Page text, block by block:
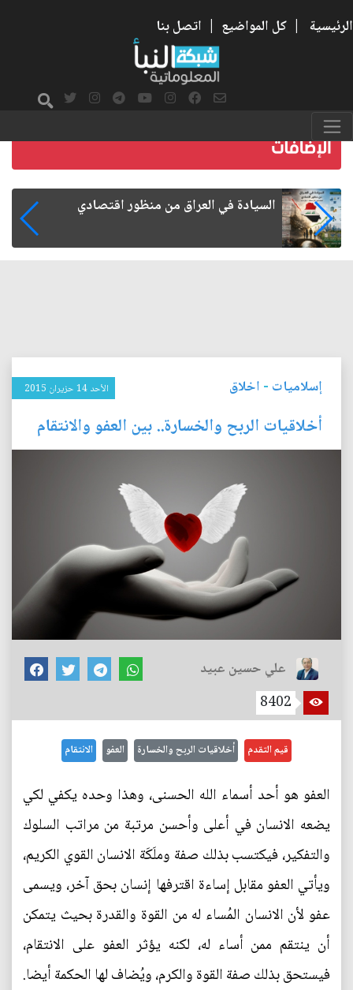
الرئيسية | كل المواضيع | اتصل بنا
ما بعد الأربعين.. كيف اتسعت الزيارة من هويتها
إسلاميات - اخلاق الأحد 14 حزيران 2015
أخلاقيات الربح والخسارة.. بين العفو والانتقام
علي حسين عبيد
8402
قيم التقدم أخلاقيات الربح والخسارة العفو الانتقام
العفو هو أحد أسماء الله الحسنى، وهذا وحده يكفي لكي
يضعه الانسان في أعلى وأحسن مرتبة من مراتب السلوك
والتفكير، فيكتسب بذلك صفة وملَكَة الانسان القوي الكريم،
ويأتي العفو مقابل إساءة اقترفها إنسان بحق آخر، ويسمى
عفو لأن الانسان المُساء له من القوة والقدرة بحيث يتمكن
أن ينتقم ممن أساء له، لكنه يؤثر العفو على الانتقام،
فيستحق بذلك صفة القوة والكرم، ويُضاف لها الحكمة أيضا.